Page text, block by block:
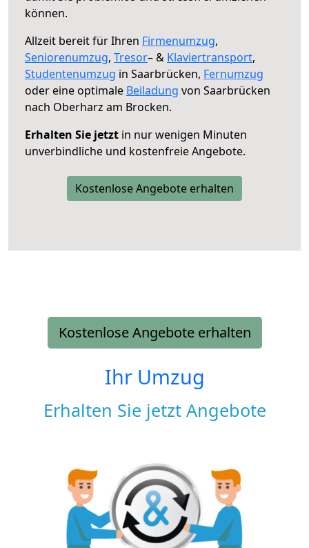
können.
Allzeit bereit für Ihren Firmenumzug,
Seniorenumzug, Tresor– & Klaviertransport,
Studentenumzug in Saarbrücken, Fernumzug
oder eine optimale Beiladung von Saarbrücken
nach Oberharz am Brocken.
Erhalten Sie jetzt in nur wenigen Minuten
unverbindliche und kostenfreie Angebote.
Kostenlose Angebote erhalten
Kostenlose Angebote erhalten
Ihr Umzug
Erhalten Sie jetzt Angebote